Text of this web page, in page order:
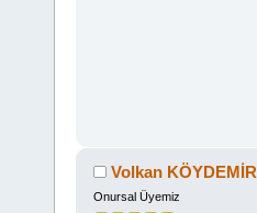
Volkan KÖYDEMİR
Onursal Üyemiz